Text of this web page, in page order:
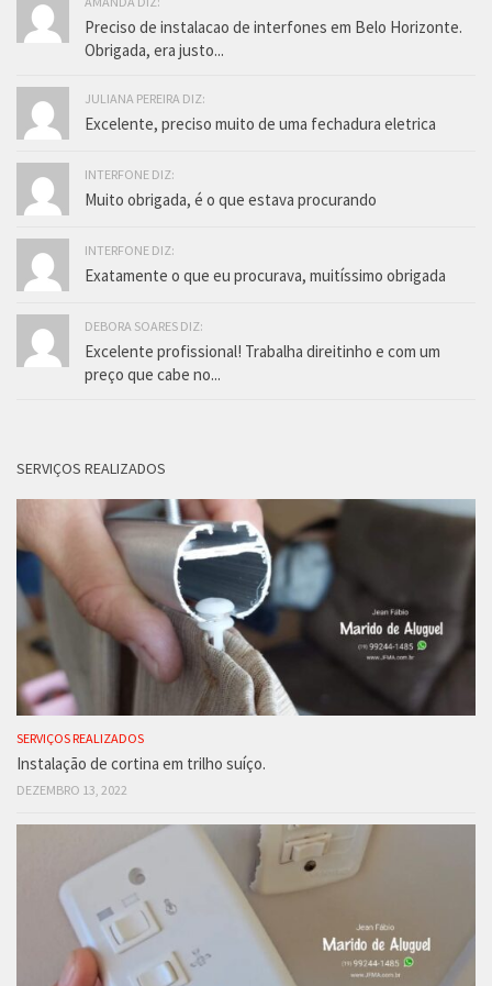
Preciso de instalacao de interfones em Belo Horizonte.
Obrigada, era justo...
JULIANA PEREIRA DIZ:
Excelente, preciso muito de uma fechadura eletrica
INTERFONE DIZ:
Muito obrigada, é o que estava procurando
INTERFONE DIZ:
Exatamente o que eu procurava, muitíssimo obrigada
DEBORA SOARES DIZ:
Excelente profissional! Trabalha direitinho e com um
preço que cabe no...
SERVIÇOS REALIZADOS
SERVIÇOS REALIZADOS
Instalação de cortina em trilho suíço.
DEZEMBRO 13, 2022